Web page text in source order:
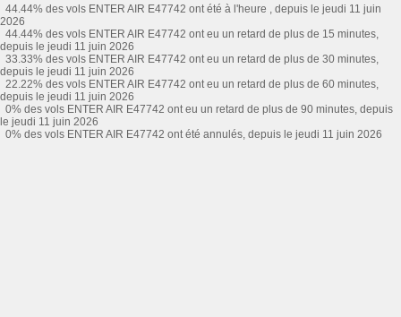
44.44% des vols ENTER AIR E47742 ont été à l'heure , depuis le jeudi 11 juin
2026
44.44% des vols ENTER AIR E47742 ont eu un retard de plus de 15 minutes,
depuis le jeudi 11 juin 2026
33.33% des vols ENTER AIR E47742 ont eu un retard de plus de 30 minutes,
depuis le jeudi 11 juin 2026
22.22% des vols ENTER AIR E47742 ont eu un retard de plus de 60 minutes,
depuis le jeudi 11 juin 2026
0% des vols ENTER AIR E47742 ont eu un retard de plus de 90 minutes, depuis
le jeudi 11 juin 2026
0% des vols ENTER AIR E47742 ont été annulés, depuis le jeudi 11 juin 2026